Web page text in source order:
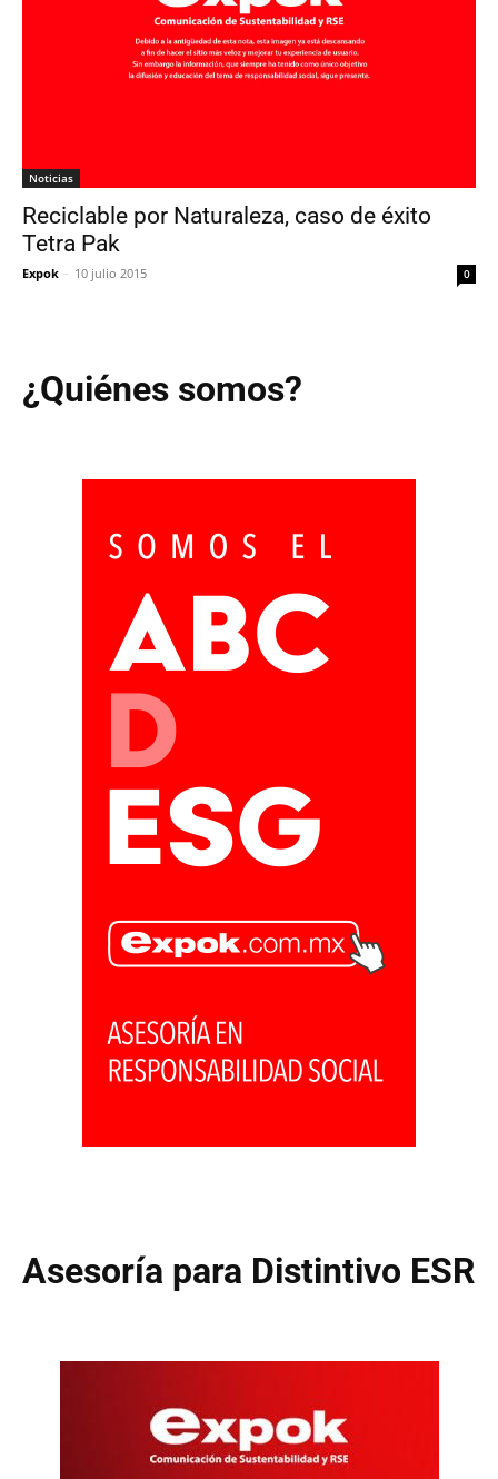
Noticias
Reciclable por Naturaleza, caso de éxito
Tetra Pak
Expok - 10 julio 2015 0
¿Quiénes somos?
Asesoría para Distintivo ESR